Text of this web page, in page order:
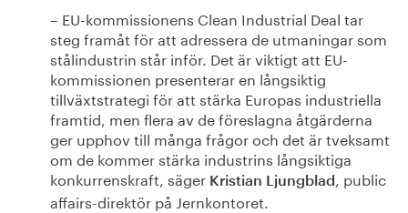
– EU-kommissionens Clean Industrial Deal tar
steg framåt för att adressera de utmaningar som
stålindustrin står inför. Det är viktigt att EU-
kommissionen presenterar en långsiktig
tillväxtstrategi för att stärka Europas industriella
framtid, men flera av de föreslagna åtgärderna
ger upphov till många frågor och det är tveksamt
om de kommer stärka industrins långsiktiga
konkurrenskraft, säger Kristian Ljungblad , public
affairs-direktör på Jernkontoret.